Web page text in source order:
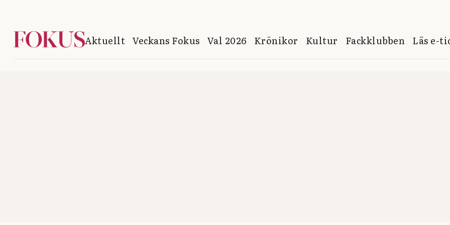
Aktuellt Veckans Fokus Val 2026 Krönikor Kultur Fackklubben Läs e-